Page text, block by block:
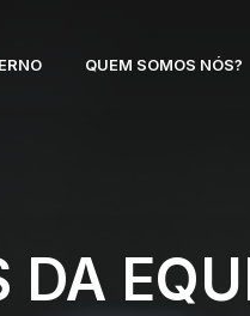
QUEM SOMOS NÓS?